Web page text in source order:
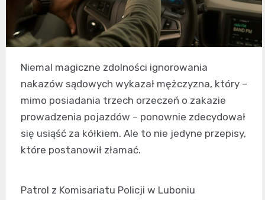
Niemal magiczne zdolności ignorowania
nakazów sądowych wykazał mężczyzna, który –
mimo posiadania trzech orzeczeń o zakazie
prowadzenia pojazdów – ponownie zdecydował
się usiąść za kółkiem. Ale to nie jedyne przepisy,
które postanowił złamać.
Patrol z Komisariatu Policji w Luboniu